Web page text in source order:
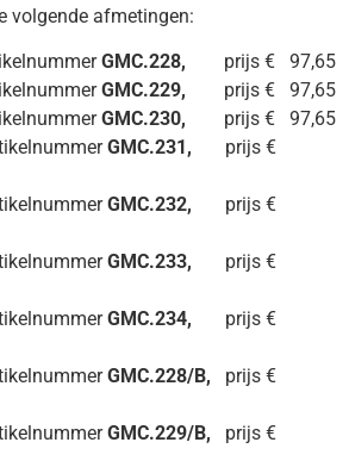
volgende afmetingen:
GMC.228, prijs € 97,65
GMC.229, prijs € 97,65
GMC.230, prijs € 97,65
GMC.231, prijs €
GMC.232, prijs €
GMC.233, prijs €
GMC.234, prijs €
GMC.228/B, prijs €
GMC.229/B, prijs €